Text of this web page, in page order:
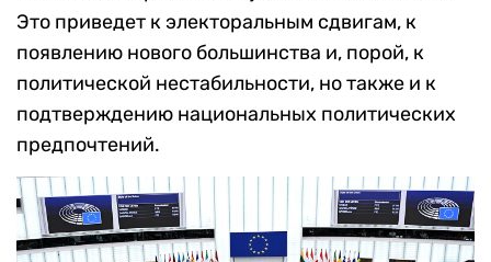
Это приведет к электоральным сдвигам, к
появлению нового большинства и, порой, к
политической нестабильности, но также и к
подтверждению национальных политических
предпочтений.